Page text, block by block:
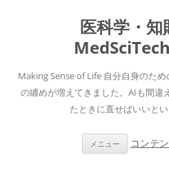
医科学・知
Making Sense of Life 自分自身のた
の纏めが増えてきました。AIも間違
たときに直せばいいとい
メニュー コンテ